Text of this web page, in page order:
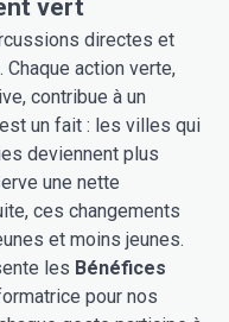
vert
directes et
action verte,
contribue à un
un fait : les villes qui
deviennent plus
une nette
ces changements
et moins jeunes.
les Bénéfices
pour nos